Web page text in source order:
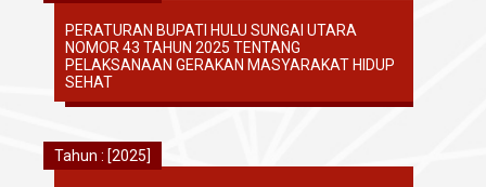
PERATURAN BUPATI HULU SUNGAI UTARA
NOMOR 43 TAHUN 2025 TENTANG
PELAKSANAAN GERAKAN MASYARAKAT HIDUP
SEHAT
Tahun : [2025]